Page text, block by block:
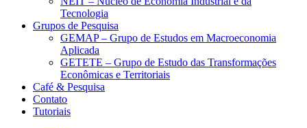
Tecnologia
Grupos de Pesquisa
GEMAP – Grupo de Estudos em Macroeconomia
Aplicada
GETETE – Grupo de Estudo das Transformações
Econômicas e Territoriais
Café & Pesquisa
Contato
Tutoriais